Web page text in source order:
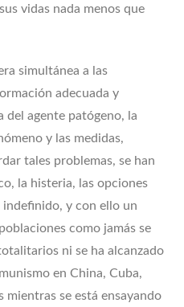
vidas nada menos que
simultánea a las
adecuada y
del agente patógeno, la
y las medidas,
tales problemas, se han
la histeria, las opciones
indefinido, y con ello un
como jamás se
ni se ha alcanzado
en China, Cuba,
se está ensayando